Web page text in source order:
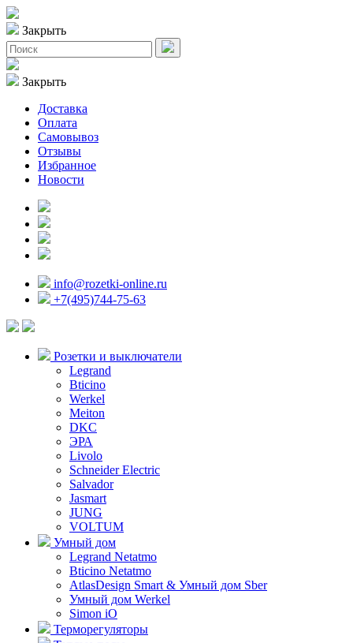
Закрыть
Закрыть
Доставка
Оплата
Самовывоз
Отзывы
Избранное
Новости
info@rozetki-online.ru
+7(495)744-75-63
Розетки и выключатели
Legrand
Bticino
Werkel
Meiton
DKC
ЭРА
Livolo
Schneider Electric
Salvador
Jasmart
JUNG
VOLTUM
Умный дом
Legrand Netatmo
Bticino Netatmo
AtlasDesign Smart & Умный дом Sber
Умный дом Werkel
Simon iO
Терморегуляторы